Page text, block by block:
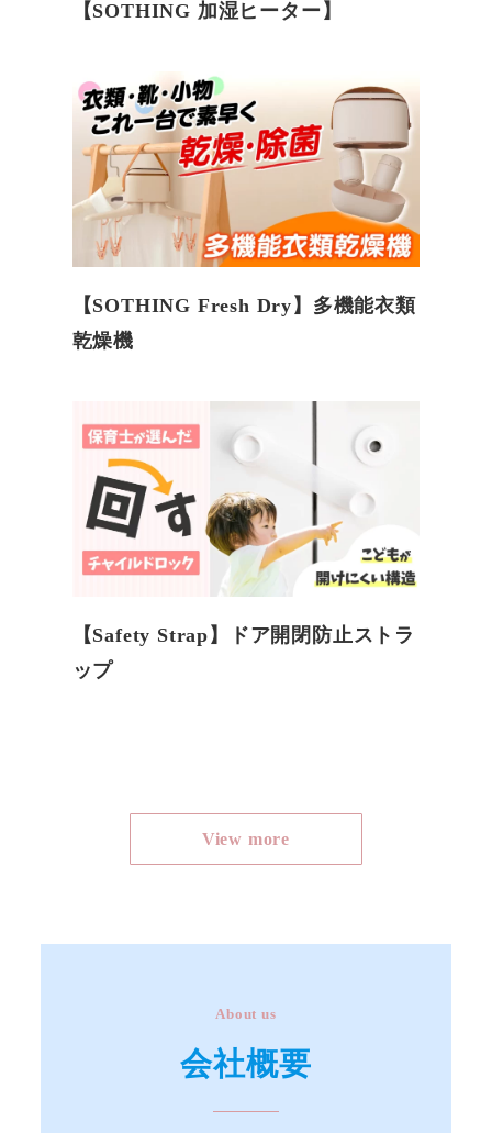
【SOTHING 加湿ヒーター】
【SOTHING Fresh Dry】多機能衣類
乾燥機
【Safety Strap】​ドア開閉防止ストラ
ップ
View more
About us
会社概要